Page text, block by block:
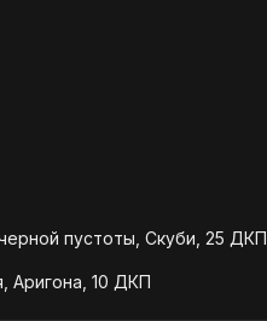
пустоты, Скуби, 25 ДКП
Аригона, 10 ДКП